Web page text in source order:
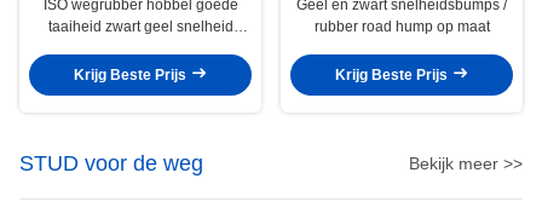
ISO wegrubber hobbel goede
taaiheid zwart geel snelheid
Krijg Beste Prijs
Geel en zwart snelheidsbumps /
rubber road hump op maat
Krijg Beste Prijs
STUD voor de weg Bekijk meer >>